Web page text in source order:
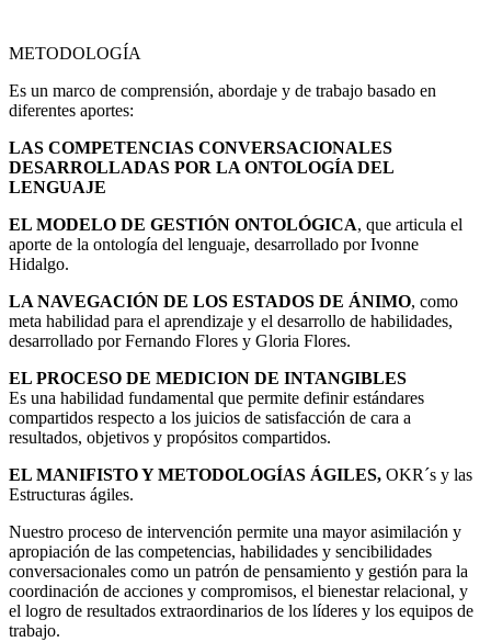
METODOLOGÍA
Es un marco de comprensión, abordaje y de trabajo basado en
diferentes aportes:
LAS COMPETENCIAS CONVERSACIONALES
DESARROLLADAS POR LA ONTOLOGÍA DEL
LENGUAJE
EL MODELO DE GESTIÓN ONTOLÓGICA, que articula el
aporte de la ontología del lenguaje, desarrollado por Ivonne
Hidalgo.
LA NAVEGACIÓN DE LOS ESTADOS DE ÁNIMO, como
meta habilidad para el aprendizaje y el desarrollo de habilidades,
desarrollado por Fernando Flores y Gloria Flores.
EL PROCESO DE MEDICION DE INTANGIBLES
Es una habilidad fundamental que permite definir estándares
compartidos respecto a los juicios de satisfacción de cara a
resultados, objetivos y propósitos compartidos.
EL MANIFISTO Y METODOLOGÍAS ÁGILES, OKR´s y las
Estructuras ágiles.
Nuestro proceso de intervención permite una mayor asimilación y
apropiación de las competencias, habilidades y sencibilidades
conversacionales como un patrón de pensamiento y gestión para la
coordinación de acciones y compromisos, el bienestar relacional, y
el logro de resultados extraordinarios de los líderes y los equipos de
trabajo.